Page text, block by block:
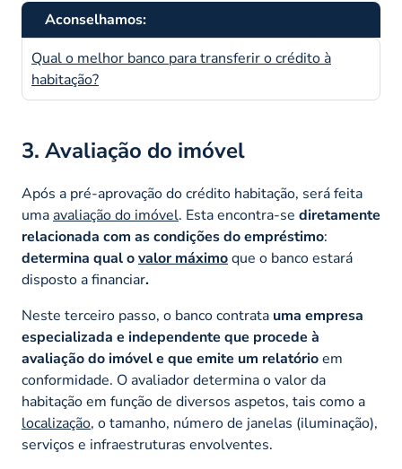
Aconselhamos:
Qual o melhor banco para transferir o crédito à
habitação?
3. Avaliação do imóvel
Após a pré-aprovação do crédito habitação, será feita
uma avaliação do imóvel. Esta encontra-se diretamente
relacionada com as condições do empréstimo:
determina qual ovalor máximoque o banco estará
disposto a financiar.
Neste terceiro passo, o banco contrata uma empresa
especializada e independente que procede à
avaliação do imóvel e que emite um relatórioem
conformidade. O avaliador determina o valor da
habitação em função de diversos aspetos, tais como a
localização, o tamanho, número de janelas (iluminação),
serviços e infraestruturas envolventes.